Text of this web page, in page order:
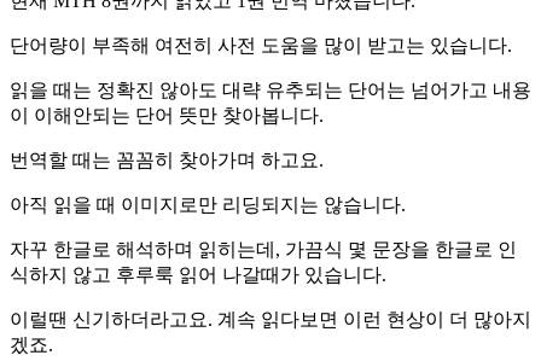
단어량이 부족해 여전히 사전 도움을 많이 받고는 있습니다.
읽을 때는 정확진 않아도 대략 유추되는 단어는 넘어가고 내용
이 이해안되는 단어 뜻만 찾아봅니다.
번역할 때는 꼼꼼히 찾아가며 하고요.
아직 읽을 때 이미지로만 리딩되지는 않습니다.
자꾸 한글로 해석하며 읽히는데, 가끔식 몇 문장을 한글로 인
식하지 않고 후루룩 읽어 나갈때가 있습니다.
이럴땐 신기하더라고요. 계속 읽다보면 이런 현상이 더 많아지
겠죠.